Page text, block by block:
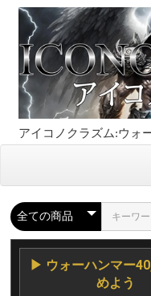
アイコノクラズム:ウォ
▶ ウォーハンマー
めよう